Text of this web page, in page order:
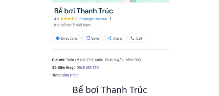
Bể bơi Thanh Trúc